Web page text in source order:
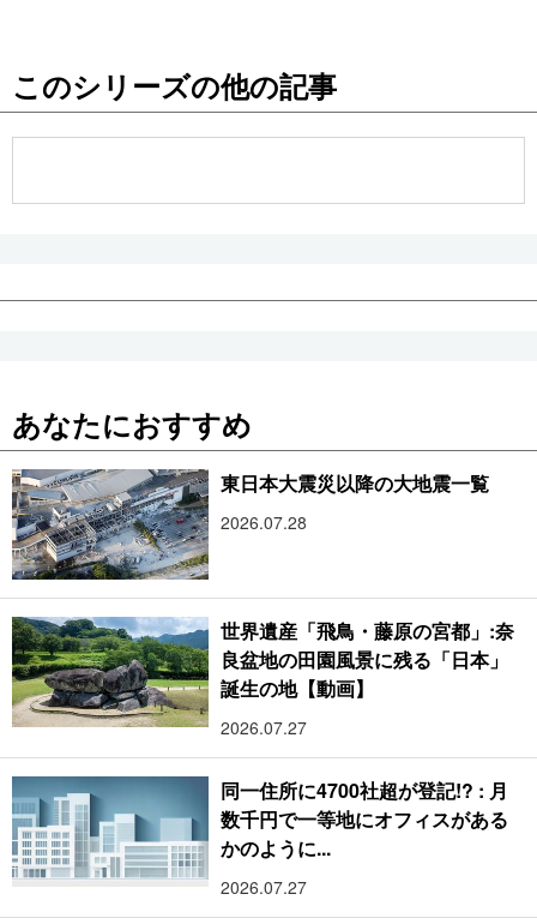
お知らせ
このシリーズの他の記事
あなたにおすすめ
東日本大震災以降の大地震一覧
2026.07.28
世界遺産「飛鳥・藤原の宮都」:奈
良盆地の田園風景に残る「日本」
誕生の地【動画】
2026.07.27
同一住所に4700社超が登記!? : 月
数千円で一等地にオフィスがある
かのように...
2026.07.27